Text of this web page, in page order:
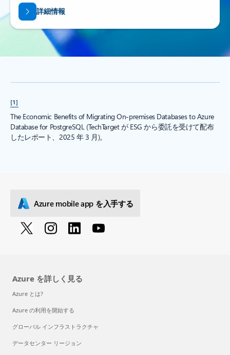
詳細情報
[1]
The Economic Benefits of Migrating On-premises Databases to Azure
Database for PostgreSQL (TechTarget が ESG から委託を受けて配布
したレポート、2025 年 3 月)。
Azure mobile app を入手する
Azure を詳しく見る
Azure とは?
Azure の利用を開始する
グローバル インフラストラクチャ
データセンター リージョン